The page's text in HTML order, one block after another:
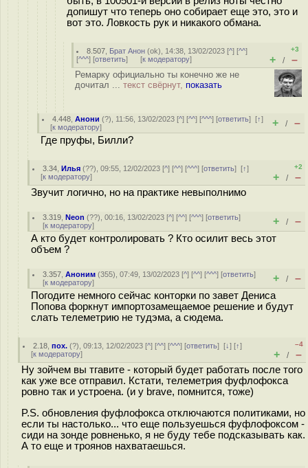
допишут что теперь оно собирает еще это, это и
вот это. Ловкость рук и никакого обмана.
8.507 Брат Анон (ok), 14:38, 13/02/2023 [^] [^^]
[^^^] [ответить] [к модератору]
+3
+ / –
Ремарку официально ты конечно же не
дочитал ... текст свёрнут, показать
4.448 ,Анони (?), 11:56, 13/02/2023 [^] [^^] [^^^] [ответить][↑]
[к модератору] + / –
Где пруфы, Билли?
3.34 ,Илья (??), 09:55, 12/02/2023 [^] [^^] [^^^] [ответить][↑]
[к модератору]
+2
+ / –
Звучит логично, но на практике невыполнимо
3.319 ,Neon (??), 00:16, 13/02/2023 [^] [^^] [^^^] [ответить]
[к модератору] + / –
А кто будет контролировать ? Кто осилит весь этот
объем ?
3.357 ,Аноним (355), 07:49, 13/02/2023 [^] [^^] [^^^] [ответить]
[к модератору] + / –
Погодите немного сейчас конторки по завет Дениса
Попова форкнут импортозамещаемое решение и будут
слать телеметрию не тудэма, а сюдема.
2.18 ,пох. (?), 09:13, 12/02/2023 [^] [^^] [^^^] [ответить][↓] [↑]
[к модератору]
–4
+ / –
Ну зойчем вы тгавите - который будет работать после того
как уже все отправил. Кстати, телеметрия фуфлофокса
ровно так и устроена. (и у brave, помнится, тоже)
P.S. обновления фуфлофокса отключаются политиками, но
если ты настолько... что еще пользуешься фуфлофоксом -
сиди на зонде ровненько, я не буду тебе подсказывать как.
А то еще и троянов нахватаешься.